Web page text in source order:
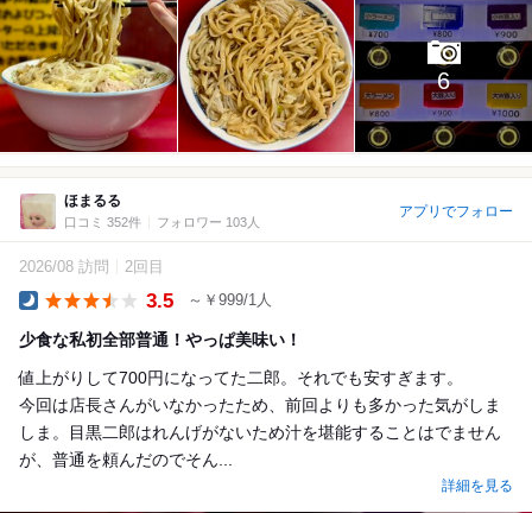
6
ほまるる
口コミ 352件 フォロワー 103人
アプリでフォロー
2026/08 訪問 2回目
3.5 ～￥999/1人
少食な私初全部普通！やっぱ美味い！
値上がりして700円になってた二郎。それでも安すぎます。
今回は店長さんがいなかったため、前回よりも多かった気がしま
しま。目黒二郎はれんげがないため汁を堪能することはでません
が、普通を頼んだのでそん...
詳細を見る